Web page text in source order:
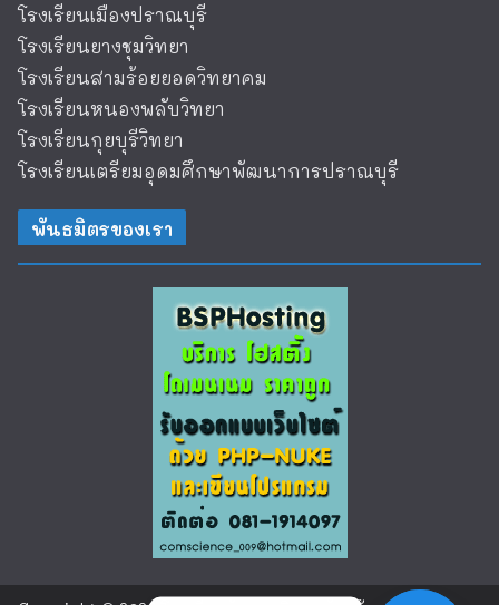
โรงเรียนเมืองปราณบุรี
โรงเรียนยางชุมวิทยา
โรงเรียนสามร้อยยอดวิทยาคม
โรงเรียนหนองพลับวิทยา
โรงเรียนกุยบุรีวิทยา
โรงเรียนเตรียมอุดมศึกษาพัฒนาการปราณบุรี
พันธมิตรของเรา